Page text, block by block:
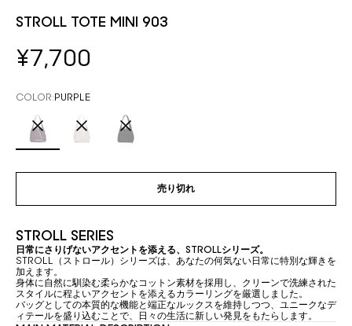
STROLL TOTE MINI 903
セール価格
¥7,700
COLOR:PURPLE
売り切れ
STROLL SERIES
日常にさりげないアクセントを添える、STROLLシリーズ。
STROLL（ストロール）シリーズは、あなたの何気ない日常に特別な輝きを
加えます。
身体に自然に馴染む柔らかなコットン素材を採用し、クリーンで洗練された
スタイルに程よいアクセントを添えるカラーリングを厳選しました。
バッグとしての本質的な機能と端正なルックスを維持しつつ、ユニークなデ
ィテールを盛り込むことで、日々の生活に新しい発見をもたらします。